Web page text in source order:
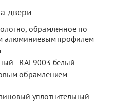
двери
обрамленное по
алюминиевым профилем
- RAL9003 белый
обрамлением
уплотнительный